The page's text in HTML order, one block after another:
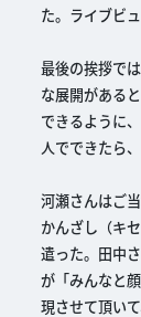
た。ライブビ
最後の挨拶で
な展開がある
できるように
人でできたら
河瀬さんはご
かんざし（キ
遣った。田中
が「みんなと
現させて頂い